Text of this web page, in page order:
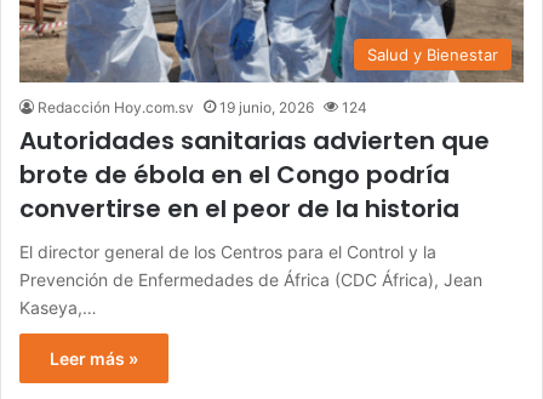
Salud y Bienestar
Redacción Hoy.com.sv 19 junio, 2026 124
Autoridades sanitarias advierten que
brote de ébola en el Congo podría
convertirse en el peor de la historia
El director general de los Centros para el Control y la
Prevención de Enfermedades de África (CDC África), Jean
Kaseya,…
Leer más »